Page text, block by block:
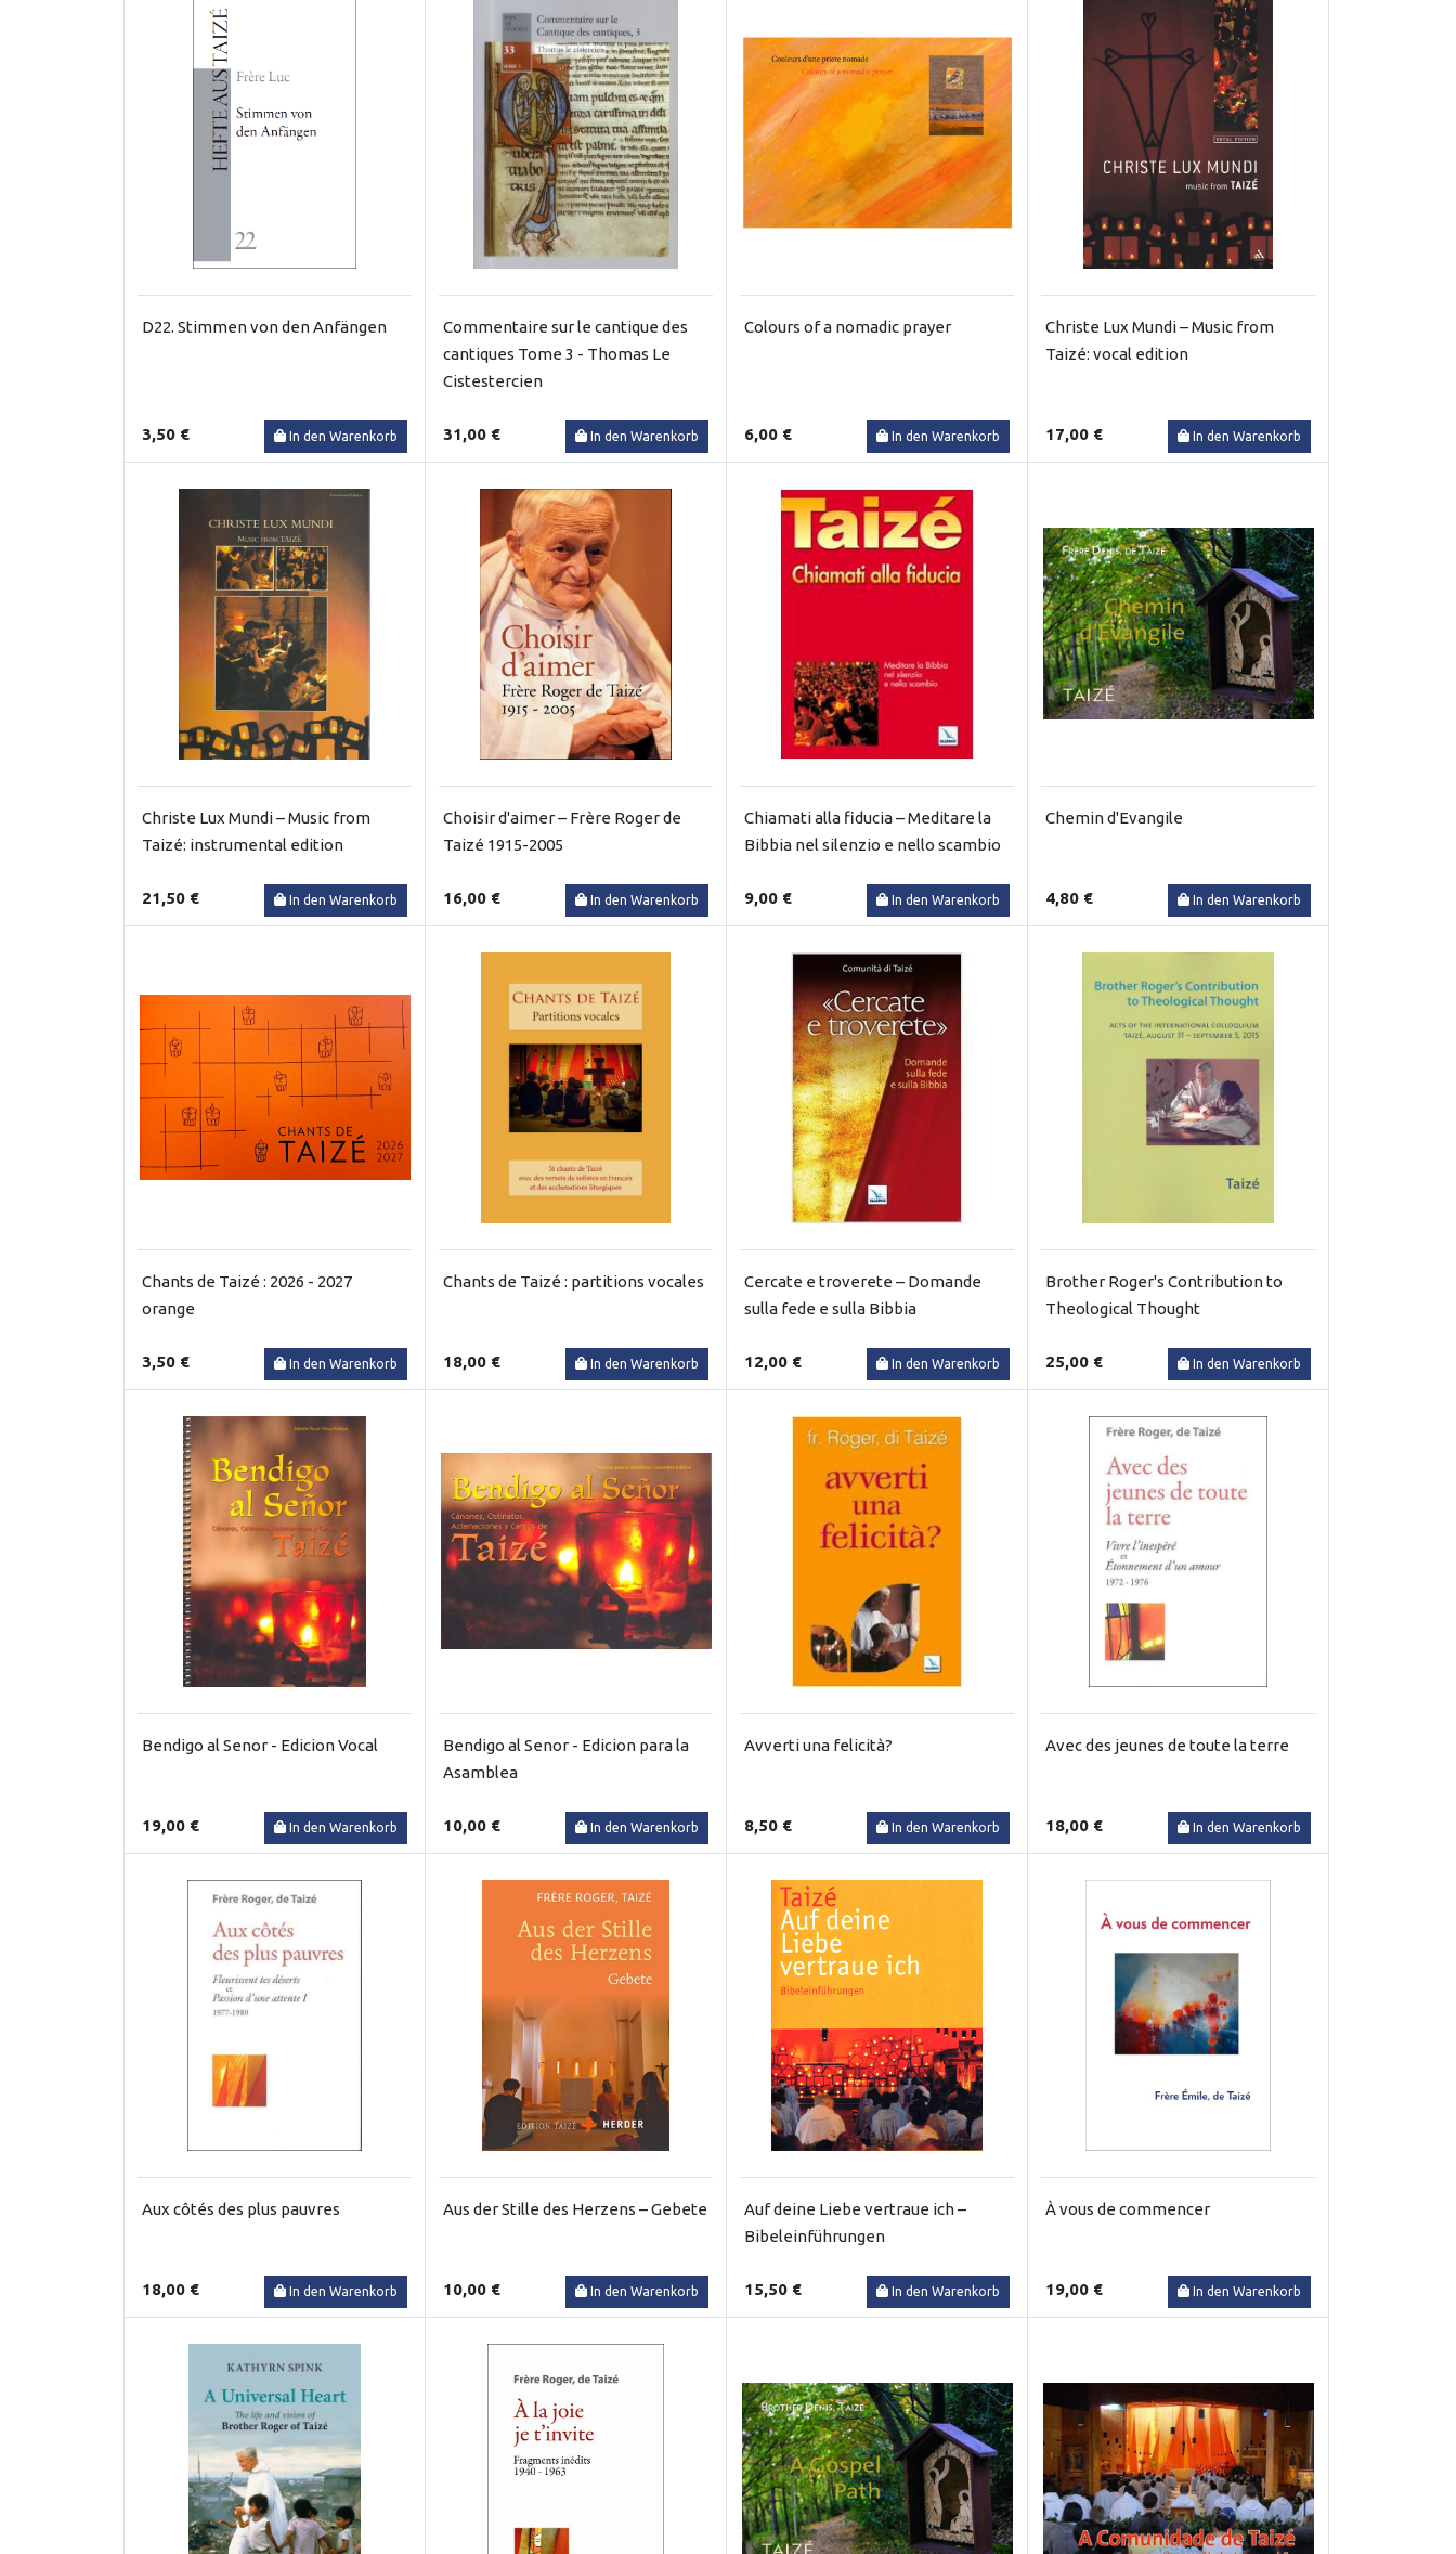
D22. Stimmen von den Anfängen
3,50 € In den Warenkorb
Commentaire sur le cantique des
cantiques Tome 3 - Thomas Le
Cistestercien
31,00 € In den Warenkorb
Colours of a nomadic prayer
6,00 € In den Warenkorb
Christe Lux Mundi – Music from
Taizé: vocal edition
17,00 € In den Warenkorb
Christe Lux Mundi – Music from
Taizé: instrumental edition
21,50 € In den Warenkorb
Choisir d'aimer – Frère Roger de
Taizé 1915-2005
16,00 € In den Warenkorb
Chiamati alla fiducia – Meditare la
Bibbia nel silenzio e nello scambio
9,00 € In den Warenkorb
Chemin d'Evangile
4,80 € In den Warenkorb
Chants de Taizé : 2026 - 2027
orange
3,50 € In den Warenkorb
Chants de Taizé : partitions vocales
18,00 € In den Warenkorb
Cercate e troverete – Domande
sulla fede e sulla Bibbia
12,00 € In den Warenkorb
Brother Roger's Contribution to
Theological Thought
25,00 € In den Warenkorb
Bendigo al Senor - Edicion Vocal
19,00 € In den Warenkorb
Bendigo al Senor - Edicion para la
Asamblea
10,00 € In den Warenkorb
Avverti una felicità?
8,50 € In den Warenkorb
Avec des jeunes de toute la terre
18,00 € In den Warenkorb
Aux côtés des plus pauvres
18,00 € In den Warenkorb
Aus der Stille des Herzens – Gebete
10,00 € In den Warenkorb
Auf deine Liebe vertraue ich –
Bibeleinführungen
15,50 € In den Warenkorb
À vous de commencer
19,00 € In den Warenkorb